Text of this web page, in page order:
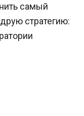
самый
стратегию: